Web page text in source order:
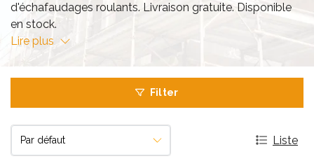
d'échafaudages roulants. Livraison gratuite. Disponible
en stock.
Lire plus
Filter
Liste